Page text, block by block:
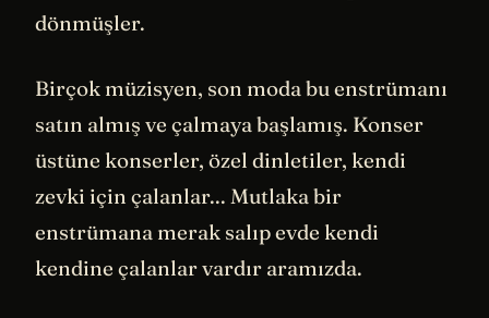
dönmüşler.
Birçok müzisyen, son moda bu enstrümanı
satın almış ve çalmaya başlamış. Konser
üstüne konserler, özel dinletiler, kendi
zevki için çalanlar... Mutlaka bir
enstrümana merak salıp evde kendi
kendine çalanlar vardır aramızda.